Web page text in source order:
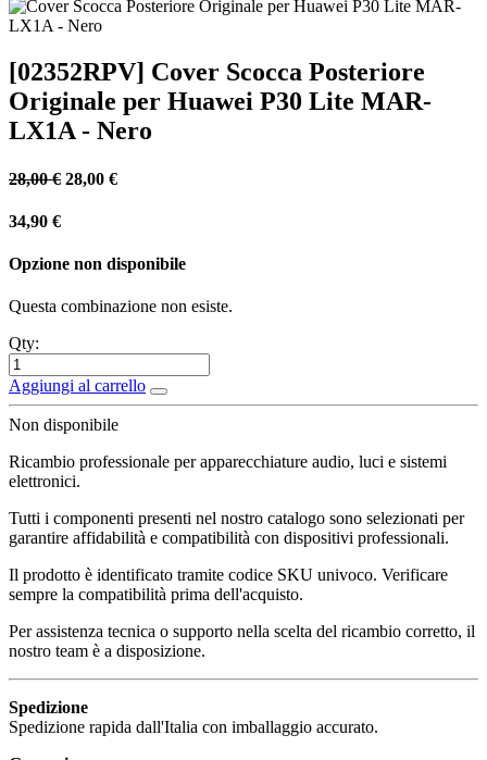
[02352RPV] Cover Scocca Posteriore
Originale per Huawei P30 Lite MAR-
LX1A - Nero
28,00€ 28,00 €
34,90 €
Opzione non disponibile
Questa combinazione non esiste.
Qty:
Aggiungi al carrello
Non disponibile
Ricambio professionale per apparecchiature audio, luci e sistemi
elettronici.
Tutti i componenti presenti nel nostro catalogo sono selezionati per
garantire affidabilità e compatibilità con dispositivi professionali.
Il prodotto è identificato tramite codice SKU univoco. Verificare
sempre la compatibilità prima dell'acquisto.
Per assistenza tecnica o supporto nella scelta del ricambio corretto, il
nostro team è a disposizione.
Spedizione
Spedizione rapida dall'Italia con imballaggio accurato.